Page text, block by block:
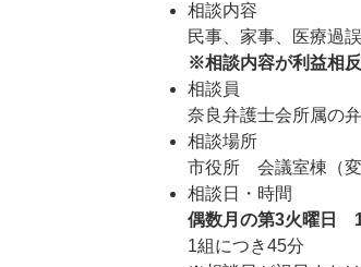
相談内容
民事、家事、医療過
※相談内容が利益相
相談員
奈良弁護士会所属の
相談場所
市役所 会議室棟（変
相談日・時間
偶数月の第3火曜日
1組につき45分